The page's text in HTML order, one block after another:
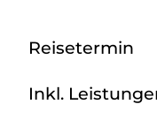
Reisetermin
Inkl.